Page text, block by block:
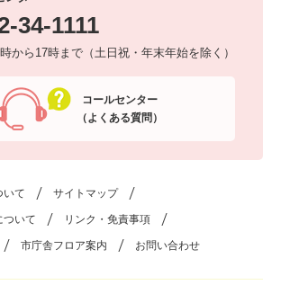
34-1111
から17時まで（土日祝・年末年始を除く）
コールセンター
（よくある質問）
いて サイトマップ
ついて リンク・免責事項
市庁舎フロア案内 お問い合わせ